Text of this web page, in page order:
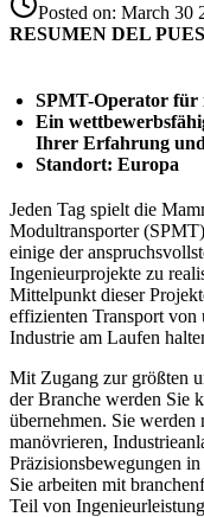
Posted on: March 30
RESUMEN DEL
SPMT-Operator für
Ein
Ihrer Erfahrung
Standort: Europa
Jeden Tag spielt die
Modultransporter
einige der
Ingenieurprojekte zu
Mittelpunkt dieser
effizienten Transport von
Industrie am Laufen
Mit Zugang zur größten
der Branche werden Sie
übernehmen. Sie werden
manövrieren,
Präzisionsbewegungen
Sie arbeiten mit
Teil von